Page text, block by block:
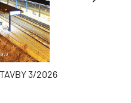
3/2026